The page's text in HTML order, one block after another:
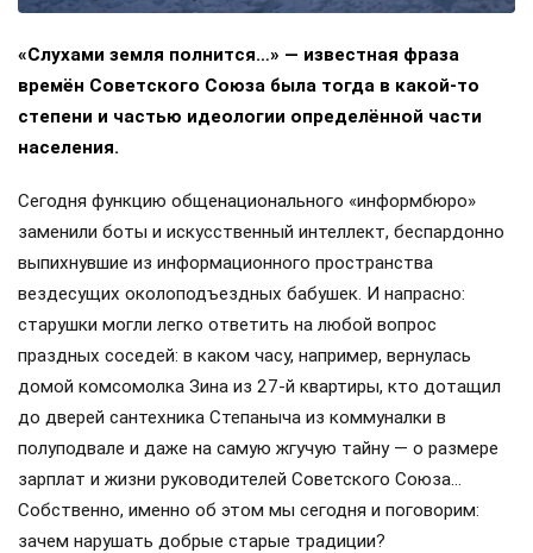
«Слухами земля полнится…» — известная фраза
времён Советского Союза была тогда в какой-то
степени и частью идеологии определённой части
населения.
Сегодня функцию общенационального «информбюро»
заменили боты и искусственный интеллект, беспардонно
выпихнувшие из информационного пространства
вездесущих околоподъездных бабушек. И напрасно:
старушки могли легко ответить на любой вопрос
праздных соседей: в каком часу, например, вернулась
домой комсомолка Зина из 27-й квартиры, кто дотащил
до дверей сантехника Степаныча из коммуналки в
полуподвале и даже на самую жгучую тайну — о размере
зарплат и жизни руководителей Советского Союза…
Собственно, именно об этом мы сегодня и поговорим:
зачем нарушать добрые старые традиции?